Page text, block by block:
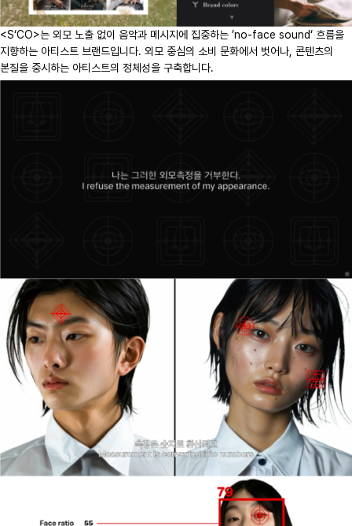
<S‘CO>는 외모 노출 없이 음악과 메시지에 집중하는 ’no-face sound‘ 흐름을
지향하는 아티스트 브랜드입니다. 외모 중심의 소비 문화에서 벗어나, 콘텐츠의
본질을 중시하는 아티스트의 정체성을 구축합니다.